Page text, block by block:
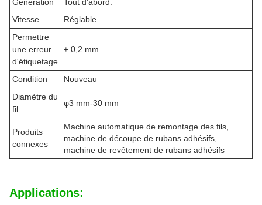
Vitesse
Réglable
Permettre
une erreur
d'étiquetage
± 0,2 mm
Condition
Nouveau
Diamètre du
fil
φ3 mm-30 mm
Produits
connexes
Machine automatique de remontage des fils,
machine de découpe de rubans adhésifs,
machine de revêtement de rubans adhésifs
Applications: